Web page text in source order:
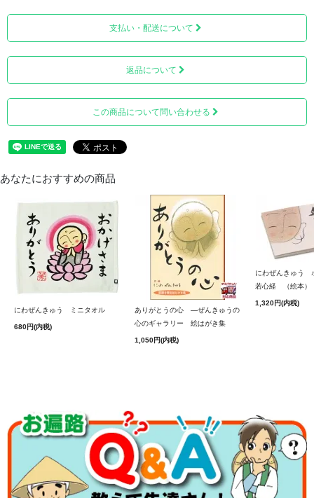
辛いという字を一つのりこえると幸せという文字になる
人生これから
支払い・配送について
返品について
この商品について問い合わせる
あなたにおすすめの商品
にわぜんきゅう ミニタオル
680円(内税)
ありがとうの心 ―ぜんきゅうの
心のギャラリー 絵はがき集
1,050円(内税)
にわぜんきゅう
若心経 （絵本）
1,320円(内税)